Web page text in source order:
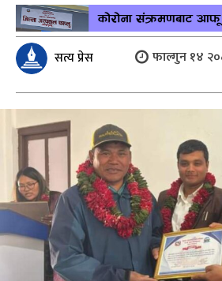
सत्य प्रेस फाल्गुन १४